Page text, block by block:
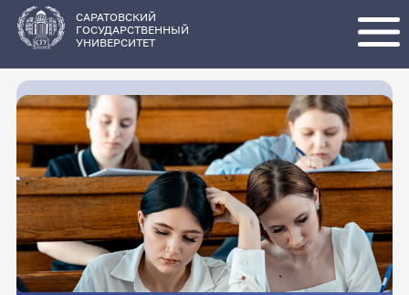
основному
содержанию
САРАТОВСКИЙ
ГОСУДАРСТВЕННЫЙ
УНИВЕРСИТЕТ